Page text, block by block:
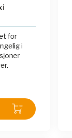
for
i